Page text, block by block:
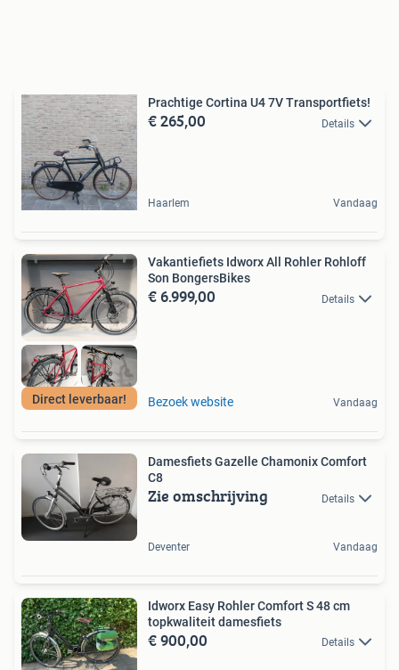
Prachtige Cortina U4 7V Transportfiets!
€ 265,00 Details
Haarlem Vandaag
Direct leverbaar!
Vakantiefiets Idworx All Rohler Rohloff
Son BongersBikes
€ 6.999,00 Details
Bezoek website Vandaag
Damesfiets Gazelle Chamonix Comfort
C8
Zie omschrijving Details
Deventer Vandaag
Idworx Easy Rohler Comfort S 48 cm
topkwaliteit damesfiets
€ 900,00 Details